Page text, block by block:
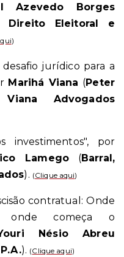
Azevedo Borges
Direito Eleitoral e
)
jurídico para a
Marihá Viana (Peter
Advogados
investimentos", por
Lamego (Barral,
). (Clique aqui)
contratual: Onde
onde começa o
Nésio Abreu
). (Clique aqui)